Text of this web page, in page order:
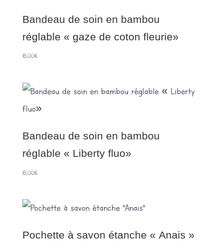
Bandeau de soin en bambou
réglable « gaze de coton fleurie»
18,00€
Bandeau de soin en bambou
réglable « Liberty fluo»
18,00€
Pochette à savon étanche « Anais »